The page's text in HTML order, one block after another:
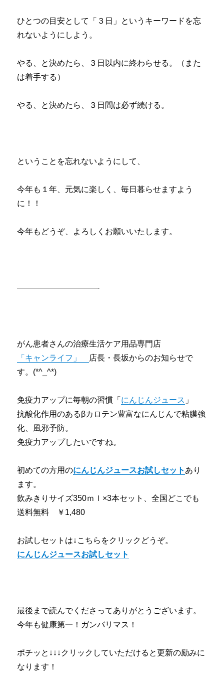
ひとつの目安として「３日」というキーワードを忘
れないようにしよう。
やる、と決めたら、３日以内に終わらせる。（また
は着手する）
やる、と決めたら、３日間は必ず続ける。
ということを忘れないようにして、
今年も１年、元気に楽しく、毎日暮らせますよう
に！！
今年もどうぞ、よろしくお願いいたします。
——————————-
がん患者さんの治療生活ケア用品専門店
「キャンライフ」 店長・長坂からのお知らせで
す。(*^_^*)
免疫力アップに毎朝の習慣「 にんじんジュース 」
抗酸化作用のあるβカロテン豊富なにんじんで粘膜強
化、風邪予防。
免疫力アップしたいですね。
初めての方用のにんじんジュースお試しセット あり
ます。
飲みきりサイズ350ｍｌ×3本セット、全国どこでも
送料無料 ￥1,480
お試しセットは↓こちらをクリックどうぞ。
にんじんジュースお試しセット
最後まで読んでくださってありがとうございます。
今年も健康第一！ガンバリマス！
ポチッと↓↓↓クリックしていただけると更新の励みに
なります！